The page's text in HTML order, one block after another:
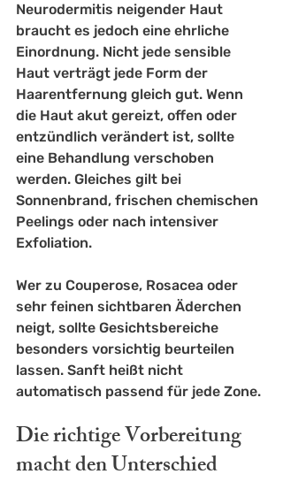
Neurodermitis neigender Haut
braucht es jedoch eine ehrliche
Einordnung. Nicht jede sensible
Haut verträgt jede Form der
Haarentfernung gleich gut. Wenn
die Haut akut gereizt, offen oder
entzündlich verändert ist, sollte
eine Behandlung verschoben
werden. Gleiches gilt bei
Sonnenbrand, frischen chemischen
Peelings oder nach intensiver
Exfoliation.
Wer zu Couperose, Rosacea oder
sehr feinen sichtbaren Äderchen
neigt, sollte Gesichtsbereiche
besonders vorsichtig beurteilen
lassen. Sanft heißt nicht
automatisch passend für jede Zone.
Die richtige Vorbereitung
macht den Unterschied